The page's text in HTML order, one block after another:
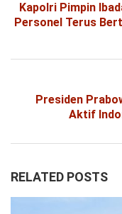
Kapolri Pimpin
Personel Terus
Presiden
Aktif
RELATED POSTS